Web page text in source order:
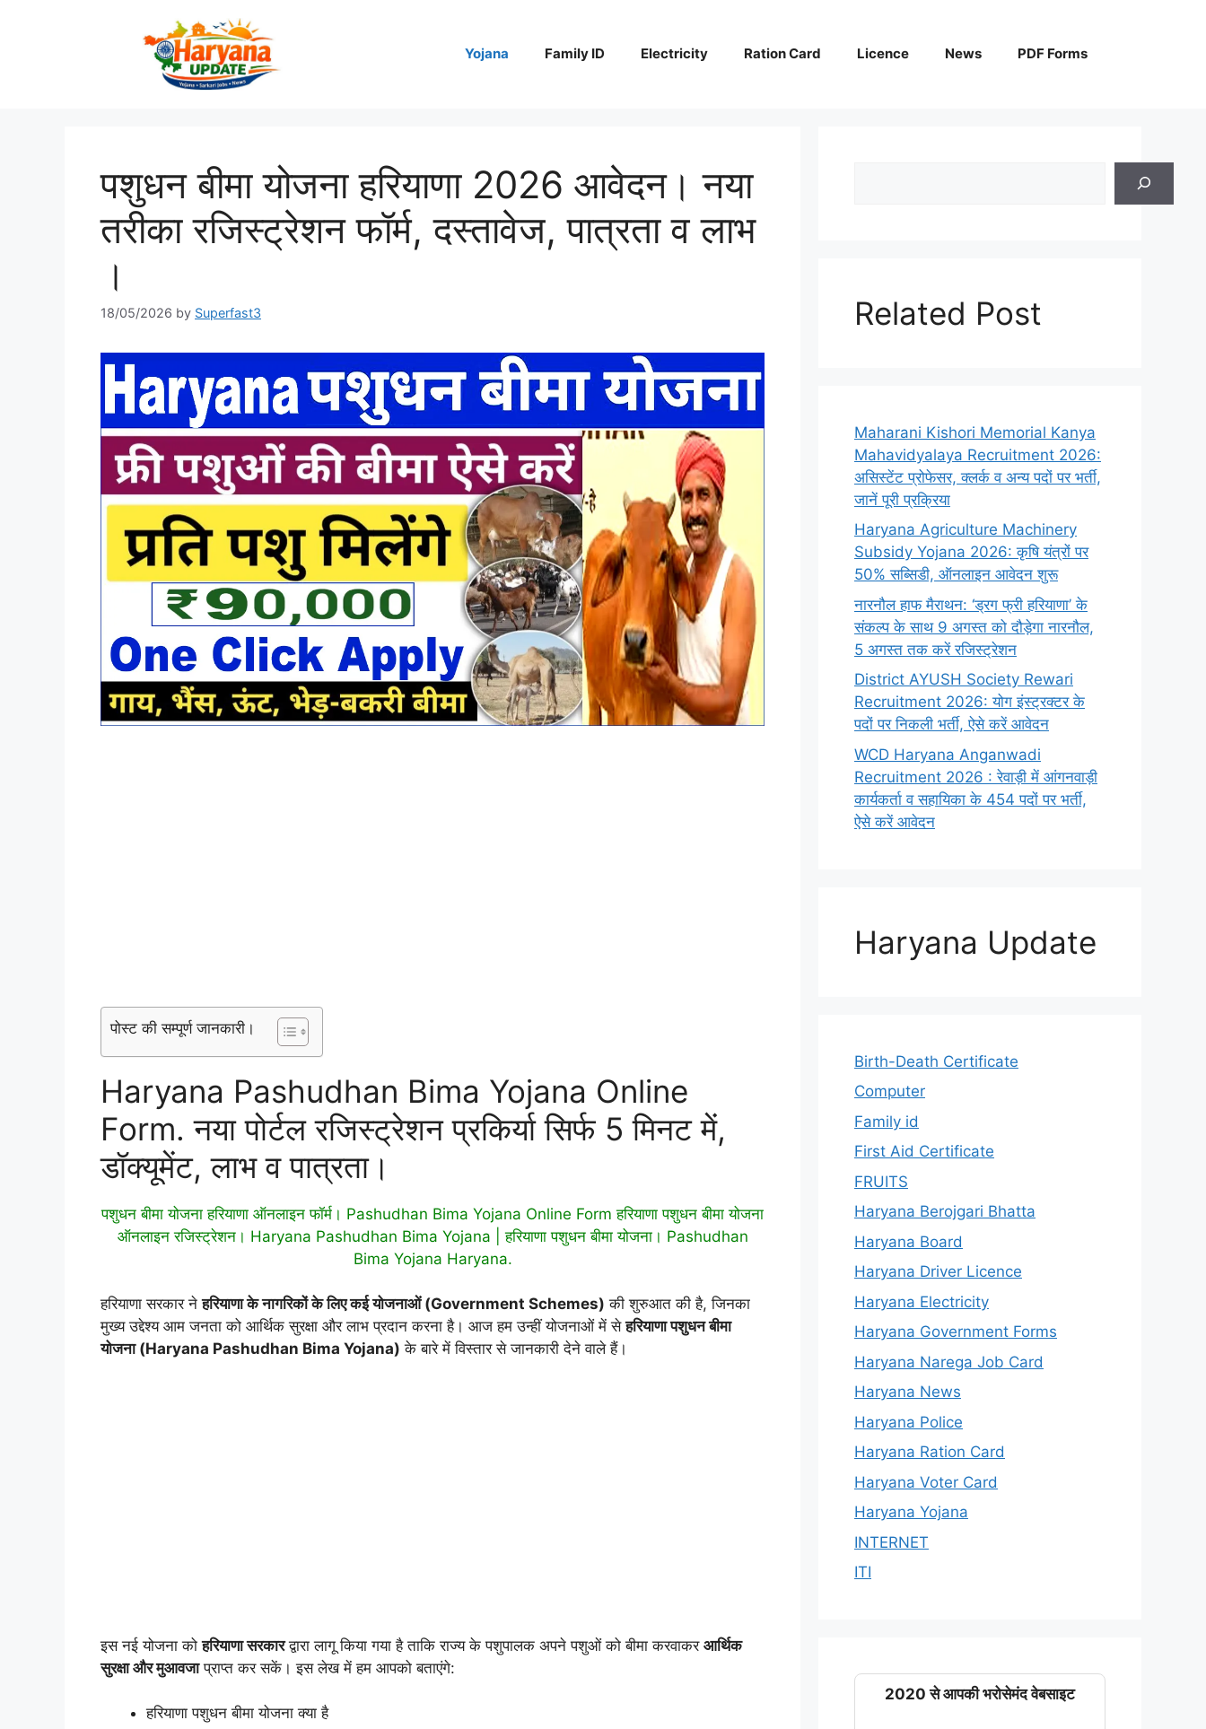
Yojana Family ID Electricity Ration Card Licence News PDF Forms
पशुधन बीमा योजना हरियाणा 2026 आवेदन। नया
तरीका रजिस्ट्रेशन फॉर्म, दस्तावेज, पात्रता व लाभ
।
18/05/2026 by Superfast3
पोस्ट की सम्पूर्ण जानकारी।
Haryana Pashudhan Bima Yojana Online
Form. नया पोर्टल रजिस्ट्रेशन प्रकिर्या सिर्फ 5 मिनट में,
डॉक्यूमेंट, लाभ व पात्रता।
पशुधन बीमा योजना हरियाणा ऑनलाइन फॉर्म। Pashudhan Bima Yojana Online Form हरियाणा पशुधन बीमा योजना
ऑनलाइन रजिस्ट्रेशन। Haryana Pashudhan Bima Yojana | हरियाणा पशुधन बीमा योजना। Pashudhan
Bima Yojana Haryana.
हरियाणा सरकार नेहरियाणा के नागरिकों के लिए कई योजनाओं (Government Schemes) की शुरुआत की है, जिनका
मुख्य उद्देश्य आम जनता को आर्थिक सुरक्षा और लाभ प्रदान करना है। आज हम उन्हीं योजनाओं में सेहरियाणा पशुधन बीमा
योजना (Haryana Pashudhan Bima Yojana) के बारे में विस्तार से जानकारी देने वाले हैं।
इस नई योजना कोहरियाणा सरकारद्वारा लागू किया गया है ताकि राज्य के पशुपालक अपने पशुओं को बीमा करवाकर आर्थिक
सुरक्षा और मुआवजाप्राप्त कर सकें। इस लेख में हम आपको बताएंगे:
हरियाणा पशुधन बीमा योजना क्या है
Related Post
Maharani Kishori Memorial Kanya
Mahavidyalaya Recruitment 2026:
असिस्टेंट प्रोफेसर, क्लर्क व अन्य पदों पर भर्ती,
जानें पूरी प्रक्रिया
Haryana Agriculture Machinery
Subsidy Yojana 2026: कृषि यंत्रों पर
50% सब्सिडी, ऑनलाइन आवेदन शुरू
नारनौल हाफ मैराथन: ‘ड्रग फ्री हरियाणा’ के
संकल्प के साथ 9 अगस्त को दौड़ेगा नारनौल,
5 अगस्त तक करें रजिस्ट्रेशन
District AYUSH Society Rewari
Recruitment 2026: योग इंस्ट्रक्टर के
पदों पर निकली भर्ती, ऐसे करें आवेदन
WCD Haryana Anganwadi
Recruitment 2026 : रेवाड़ी में आंगनवाड़ी
कार्यकर्ता व सहायिका के 454 पदों पर भर्ती,
ऐसे करें आवेदन
Haryana Update
Birth-Death Certificate
Computer
Family id
First Aid Certificate
FRUITS
Haryana Berojgari Bhatta
Haryana Board
Haryana Driver Licence
Haryana Electricity
Haryana Government Forms
Haryana Narega Job Card
Haryana News
Haryana Police
Haryana Ration Card
Haryana Voter Card
Haryana Yojana
INTERNET
ITI
2020 से आपकी भरोसेमंद वेबसाइट